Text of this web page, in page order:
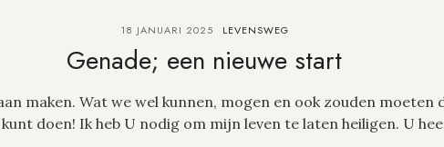
18 JANUARI 2025 LEVENSWEG
Genade; een nieuwe start
maken. Wat we wel kunnen, mogen en ook zouden moeten
doen! Ik heb U nodig om mijn leven te laten heiligen. U